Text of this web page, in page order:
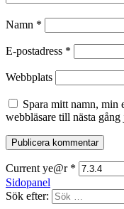
Namn *
E-postadress *
Webbplats
Spara mitt namn, min
webbläsare till nästa
Current ye@r *
Sidopanel
Sök efter: